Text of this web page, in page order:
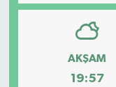
AKŞAM
19:57